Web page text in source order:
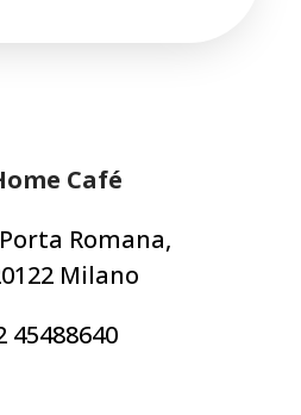
Café
Romana,
Milano
45488640